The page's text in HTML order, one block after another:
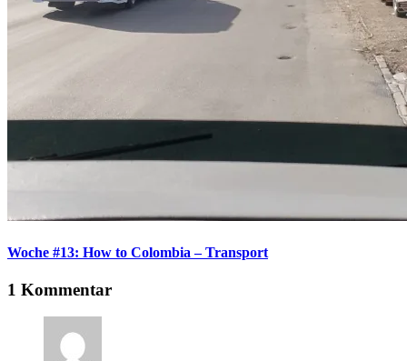
Woche #13: How to Colombia – Transport
1 Kommentar